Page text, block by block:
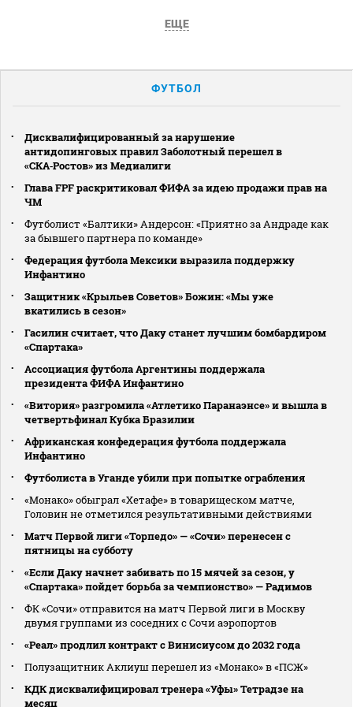
ЕЩЕ
ФУТБОЛ
Дисквалифицированный за нарушение
антидопинговых правил Заболотный перешел в
«СКА‑Ростов» из Медиалиги
Глава FPF раскритиковал ФИФА за идею продажи прав на
ЧМ
Футболист «Балтики» Андерсон: «Приятно за Андраде как
за бывшего партнера по команде»
Федерация футбола Мексики выразила поддержку
Инфантино
Защитник «Крыльев Советов» Божин: «Мы уже
вкатились в сезон»
Гасилин считает, что Даку станет лучшим бомбардиром
«Спартака»
Ассоциация футбола Аргентины поддержала
президента ФИФА Инфантино
«Витория» разгромила «Атлетико Паранаэнсе» и вышла в
четвертьфинал Кубка Бразилии
Африканская конфедерация футбола поддержала
Инфантино
Футболиста в Уганде убили при попытке ограбления
«Монако» обыграл «Хетафе» в товарищеском матче,
Головин не отметился результативными действиями
Матч Первой лиги «Торпедо» — «Сочи» перенесен с
пятницы на субботу
«Если Даку начнет забивать по 15 мячей за сезон, у
«Спартака» пойдет борьба за чемпионство» — Радимов
ФК «Сочи» отправится на матч Первой лиги в Москву
двумя группами из соседних с Сочи аэропортов
«Реал» продлил контракт с Винисиусом до 2032 года
Полузащитник Аклиуш перешел из «Монако» в «ПСЖ»
КДК дисквалифицировал тренера «Уфы» Тетрадзе на
месяц